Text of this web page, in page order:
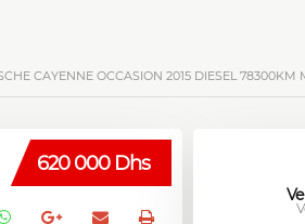
CAYENNE OCCASION 2015 DIESEL
620 000 Dhs